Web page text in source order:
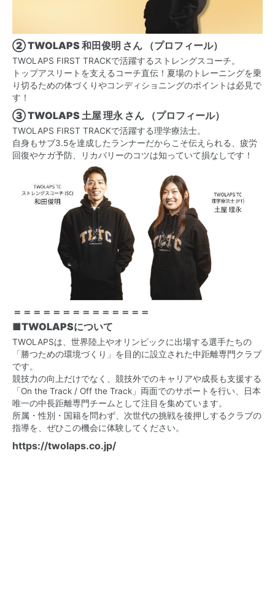
② TWOLAPS 和田俊明 さん （プロフィール）
TWOLAPS FIRST TRACKで活躍するストレングスコーチ。
トップアスリートを支えるコーチ直伝！夏場のトレーニングを乗
り切るための体づくりやコンディショニングのポイントは必見で
す！
③ TWOLAPS 土屋 理永 さん （プロフィール）
TWOLAPS FIRST TRACKで活躍する理学療法士。
自身もサブ3.5を達成したランナーだからこそ伝えられる、疲労
回復やケガ予防、リカバリーのコツは知っていて損なしです！
＝＝＝＝＝＝＝＝＝＝＝＝＝＝
■TWOLAPSについて
TWOLAPSは、世界陸上やオリンピックに出場する選手たちの
「勝つための環境づくり」を目的に設立された中距離専門クラブ
です。
競技力の向上だけでなく、競技外でのキャリアや成長も支援する
「On the Track / Off the Track」両面でのサポートを行い、日本
唯一の中長距離専門チームとして注目を集めています。
所属・性別・国籍を問わず、次世代の挑戦を後押しするクラブの
指導を、ぜひこの機会に体験してください。
https://twolaps.co.jp/